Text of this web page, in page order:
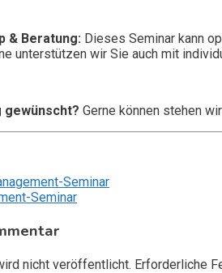
& Beratung: Dieses Seminar kann
unterstützen wir Sie auch mit
gewünscht? Gerne können stehen
Seminar
Seminar
nicht veröffentlicht. Erforderliche